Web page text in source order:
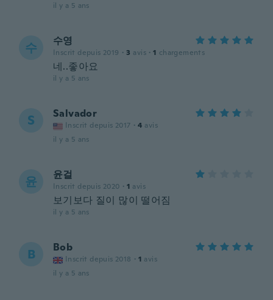
il y a 5 ans
수 수영
Inscrit depuis 2019 · 3 avis · 1 chargements
네..좋아요
il y a 5 ans
S Salvador
Inscrit depuis 2017 · 4 avis
il y a 5 ans
윤 윤걸
Inscrit depuis 2020 · 1 avis
보기보다 질이 많이 떨어짐
il y a 5 ans
B Bob
Inscrit depuis 2018 · 1 avis
il y a 5 ans